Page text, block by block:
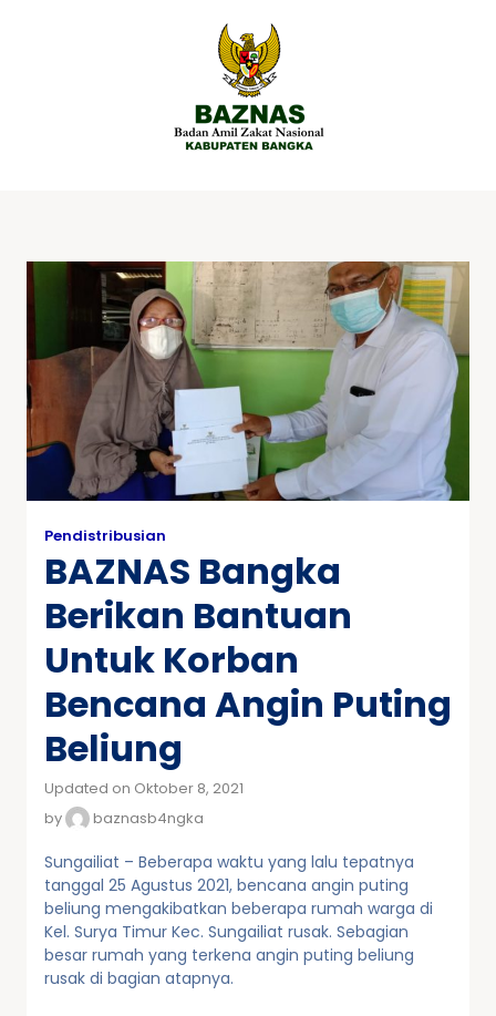
Pendistribusian
BAZNAS Bangka
Berikan Bantuan
Untuk Korban
Bencana Angin Puting
Beliung
Updated on Oktober 8, 2021
by
baznasb4ngka
Sungailiat – Beberapa waktu yang lalu tepatnya
tanggal 25 Agustus 2021, bencana angin puting
beliung mengakibatkan beberapa rumah warga di
Kel. Surya Timur Kec. Sungailiat rusak. Sebagian
besar rumah yang terkena angin puting beliung
rusak di bagian atapnya.